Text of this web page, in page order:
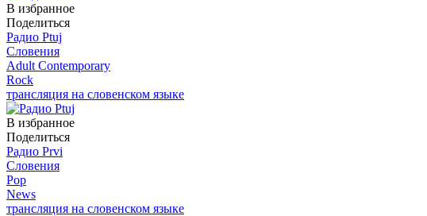
В избранное
Поделиться
Радио Ptuj
Словения
Adult Contemporary
Rock
трансляция на словенском языке
В избранное
Поделиться
Радио Prvi
Словения
Pop
News
трансляция на словенском языке